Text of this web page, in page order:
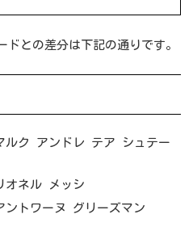
ドとの差分は下記の通りです。
ルク アンドレ テア シュテー
オネル メッシ
トワーヌ グリーズマン